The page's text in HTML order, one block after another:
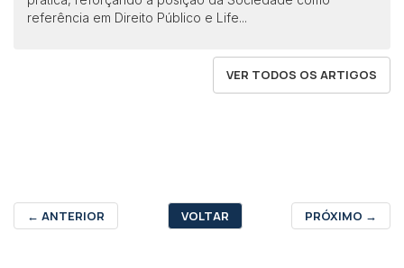
referência em Direito Público e Life...
VER TODOS OS ARTIGOS
← ANTERIOR VOLTAR PRÓXIMO →